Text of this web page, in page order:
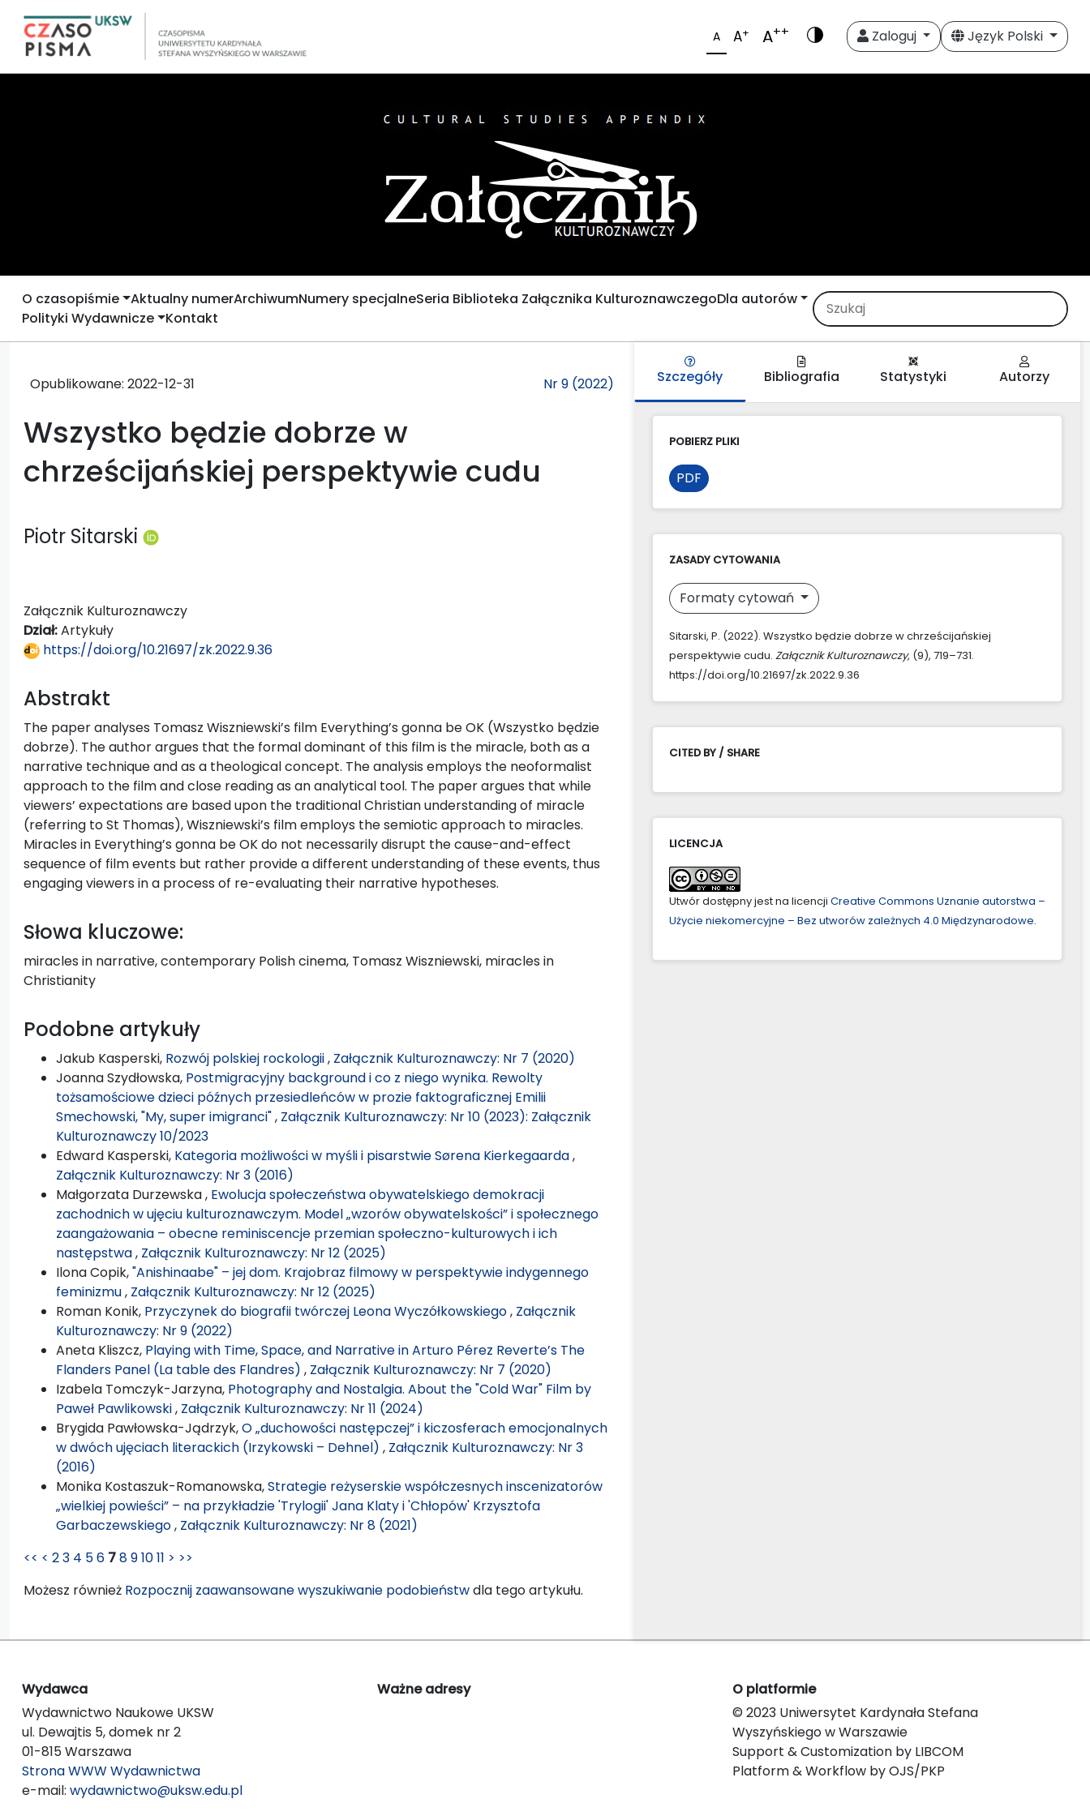
A A+ A++ Zaloguj Język Polski
O czasopiśmie Aktualny numerArchiwumNumery specjalneSeria Biblioteka Załącznika KulturoznawczegoDla autorów
Polityki Wydawnicze Kontakt
Opublikowane: 2022-12-31 Nr 9 (2022)
Wszystko będzie dobrze w
chrześcijańskiej perspektywie cudu
Piotr Sitarski
Załącznik Kulturoznawczy
Dział:Artykuły
https://doi.org/10.21697/zk.2022.9.36
Abstrakt
The paper analyses Tomasz Wiszniewski’s film Everything’s gonna be OK (Wszystko będzie
dobrze). The author argues that the formal dominant of this film is the miracle, both as a
narrative technique and as a theological concept. The analysis employs the neoformalist
approach to the film and close reading as an analytical tool. The paper argues that while
viewers’ expectations are based upon the traditional Christian understanding of miracle
(referring to St Thomas), Wiszniewski’s film employs the semiotic approach to miracles.
Miracles in Everything’s gonna be OK do not necessarily disrupt the cause-and-effect
sequence of film events but rather provide a different understanding of these events, thus
engaging viewers in a process of re-evaluating their narrative hypotheses.
Słowa kluczowe:
miracles in narrative, contemporary Polish cinema, Tomasz Wiszniewski, miracles in
Christianity
Podobne artykuły
Jakub Kasperski, Rozwój polskiej rockologii, Załącznik Kulturoznawczy: Nr 7 (2020)
Joanna Szydłowska, Postmigracyjny background i co z niego wynika. Rewolty
tożsamościowe dzieci późnych przesiedleńców w prozie faktograficznej Emilii
Smechowski, "My, super imigranci", Załącznik Kulturoznawczy: Nr 10 (2023): Załącznik
Kulturoznawczy 10/2023
Edward Kasperski, Kategoria możliwości w myśli i pisarstwie Sørena Kierkegaarda,
Załącznik Kulturoznawczy: Nr 3 (2016)
Małgorzata Durzewska , Ewolucja społeczeństwa obywatelskiego demokracji
zachodnich w ujęciu kulturoznawczym. Model „wzorów obywatelskości” i społecznego
zaangażowania – obecne reminiscencje przemian społeczno-kulturowych i ich
następstwa, Załącznik Kulturoznawczy: Nr 12 (2025)
Ilona Copik,"Anishinaabe" – jej dom. Krajobraz filmowy w perspektywie indygennego
feminizmu, Załącznik Kulturoznawczy: Nr 12 (2025)
Roman Konik, Przyczynek do biografii twórczej Leona Wyczółkowskiego, Załącznik
Kulturoznawczy: Nr 9 (2022)
Aneta Kliszcz, Playing with Time, Space, and Narrative in Arturo Pérez Reverte’s The
Flanders Panel (La table des Flandres) , Załącznik Kulturoznawczy: Nr 7 (2020)
Izabela Tomczyk-Jarzyna, Photography and Nostalgia. About the "Cold War" Film by
Paweł Pawlikowski, Załącznik Kulturoznawczy: Nr 11 (2024)
Brygida Pawłowska-Jądrzyk,O „duchowości następczej” i kiczosferach emocjonalnych
w dwóch ujęciach literackich (Irzykowski – Dehnel) , Załącznik Kulturoznawczy: Nr 3
(2016)
Monika Kostaszuk-Romanowska,Strategie reżyserskie współczesnych inscenizatorów
„wielkiej powieści” – na przykładzie 'Trylogii' Jana Klaty i 'Chłopów' Krzysztofa
Garbaczewskiego, Załącznik Kulturoznawczy: Nr 8 (2021)
<< < 23 4 56 7891011 > >>
Możesz również Rozpocznij zaawansowane wyszukiwanie podobieństwdla tego artykułu.
Szczegóły Bibliografia Statystyki Autorzy
POBIERZ PLIKI
PDF
ZASADY CYTOWANIA
Formaty cytowań
Sitarski, P. (2022). Wszystko będzie dobrze w chrześcijańskiej
perspektywie cudu. Załącznik Kulturoznawczy, (9), 719–731.
https://doi.org/10.21697/zk.2022.9.36
CITED BY / SHARE
LICENCJA
Utwór dostępny jest na licencji Creative Commons Uznanie autorstwa –
Użycie niekomercyjne – Bez utworów zależnych 4.0 Międzynarodowe.
Wydawca
Wydawnictwo Naukowe UKSW
ul. Dewajtis 5, domek nr 2
01-815 Warszawa
Strona WWW Wydawnictwa
e-mail: wydawnictwo@uksw.edu.pl
Ważne adresy
O platformie
© 2023 Uniwersytet Kardynała Stefana
Wyszyńskiego w Warszawie
Support & Customization by LIBCOM
Platform & Workflow by OJS/PKP